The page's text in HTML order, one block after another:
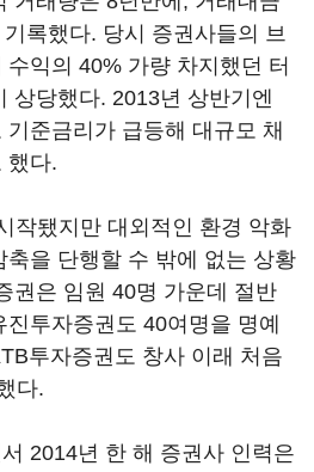
록했다. 당시 증권사들의 브
익의 40% 가량 차지했던 터
상당했다. 2013년 상반기엔
준금리가 급등해 대규모 채
했다.
작됐지만 대외적인 환경 악화
축을 단행할 수 밖에 없는 상황
권은 임원 40명 가운데 절반
투자증권도 40여명을 명예
투자증권도 창사 이래 처음
다.
2014년 한 해 증권사 인력은